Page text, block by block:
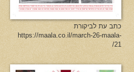
כתב עת לביקורת
https://maala.co.il/march-26-maala-
21/